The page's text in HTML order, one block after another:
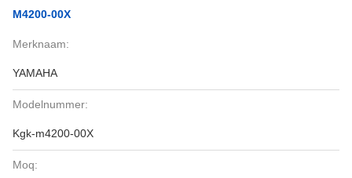
M4200-00X
Merknaam:
YAMAHA
Modelnummer:
Kgk-m4200-00X
Moq: